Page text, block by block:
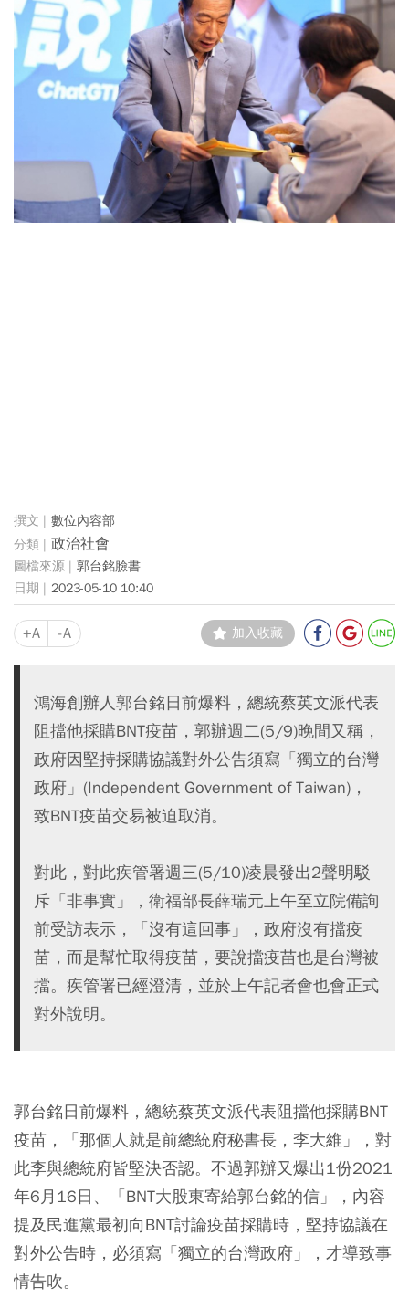
數位內容部
政治社會
郭台銘臉書
2023-05-10 10:40
+A -A 加入收藏
鴻海創辦人郭台銘日前爆料，總統蔡英文派代表
阻擋他採購BNT疫苗，郭辦週二(5/9)晚間又稱，
政府因堅持採購協議對外公告須寫「獨立的台灣
政府」(Independent Government of Taiwan)，
致BNT疫苗交易被迫取消。
對此，對此疾管署週三(5/10)凌晨發出2聲明駁
斥「非事實」，衛福部長薛瑞元上午至立院備詢
前受訪表示，「沒有這回事」，政府沒有擋疫
苗，而是幫忙取得疫苗，要說擋疫苗也是台灣被
擋。疾管署已經澄清，並於上午記者會也會正式
對外說明。
郭台銘日前爆料，總統蔡英文派代表阻擋他採購BNT
疫苗，「那個人就是前總統府秘書長，李大維」，對
此李與總統府皆堅決否認。不過郭辦又爆出1份2021
年6月16日、「BNT大股東寄給郭台銘的信」，內容
提及民進黨最初向BNT討論疫苗採購時，堅持協議在
對外公告時，必須寫「獨立的台灣政府」，才導致事
情告吹。